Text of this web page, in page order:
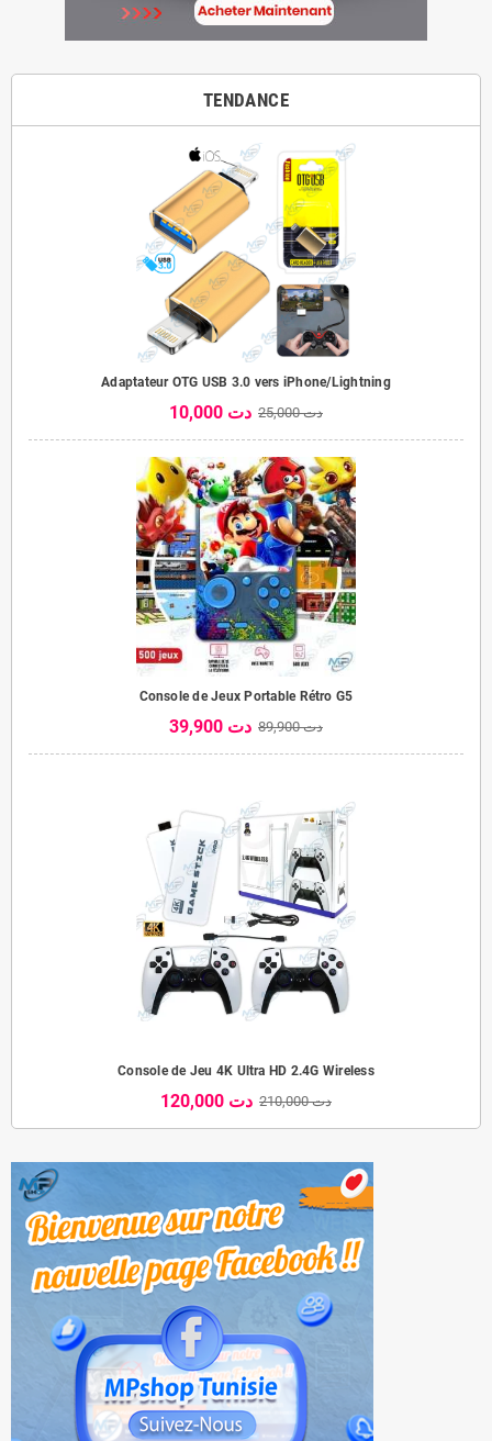
TENDANCE
Adaptateur OTG USB 3.0 vers iPhone/Lightning
10,000 دت 25,000 دت
Console de Jeux Portable Rétro G5
39,900 دت 89,900 دت
Console de Jeu 4K Ultra HD 2.4G Wireless
120,000 دت 210,000 دت